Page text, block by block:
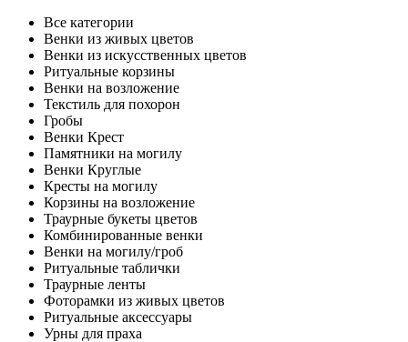
Все категории
Венки из живых цветов
Венки из искусственных цветов
Ритуальные корзины
Венки на возложение
Текстиль для похорон
Гробы
Венки Крест
Памятники на могилу
Венки Круглые
Кресты на могилу
Корзины на возложение
Траурные букеты цветов
Комбинированные венки
Венки на могилу/гроб
Ритуальные таблички
Траурные ленты
Фоторамки из живых цветов
Ритуальные аксессуары
Урны для праха